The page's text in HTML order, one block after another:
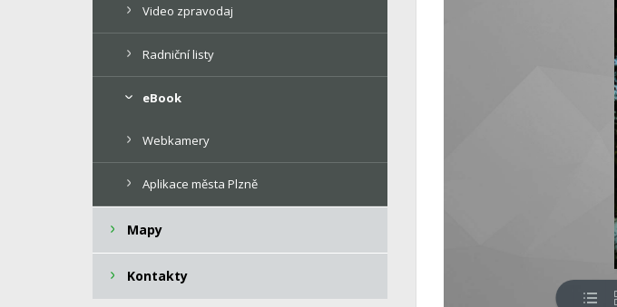
Video zpravodaj
Radniční listy
eBook
Webkamery
Aplikace města Plzně
Mapy
Kontakty